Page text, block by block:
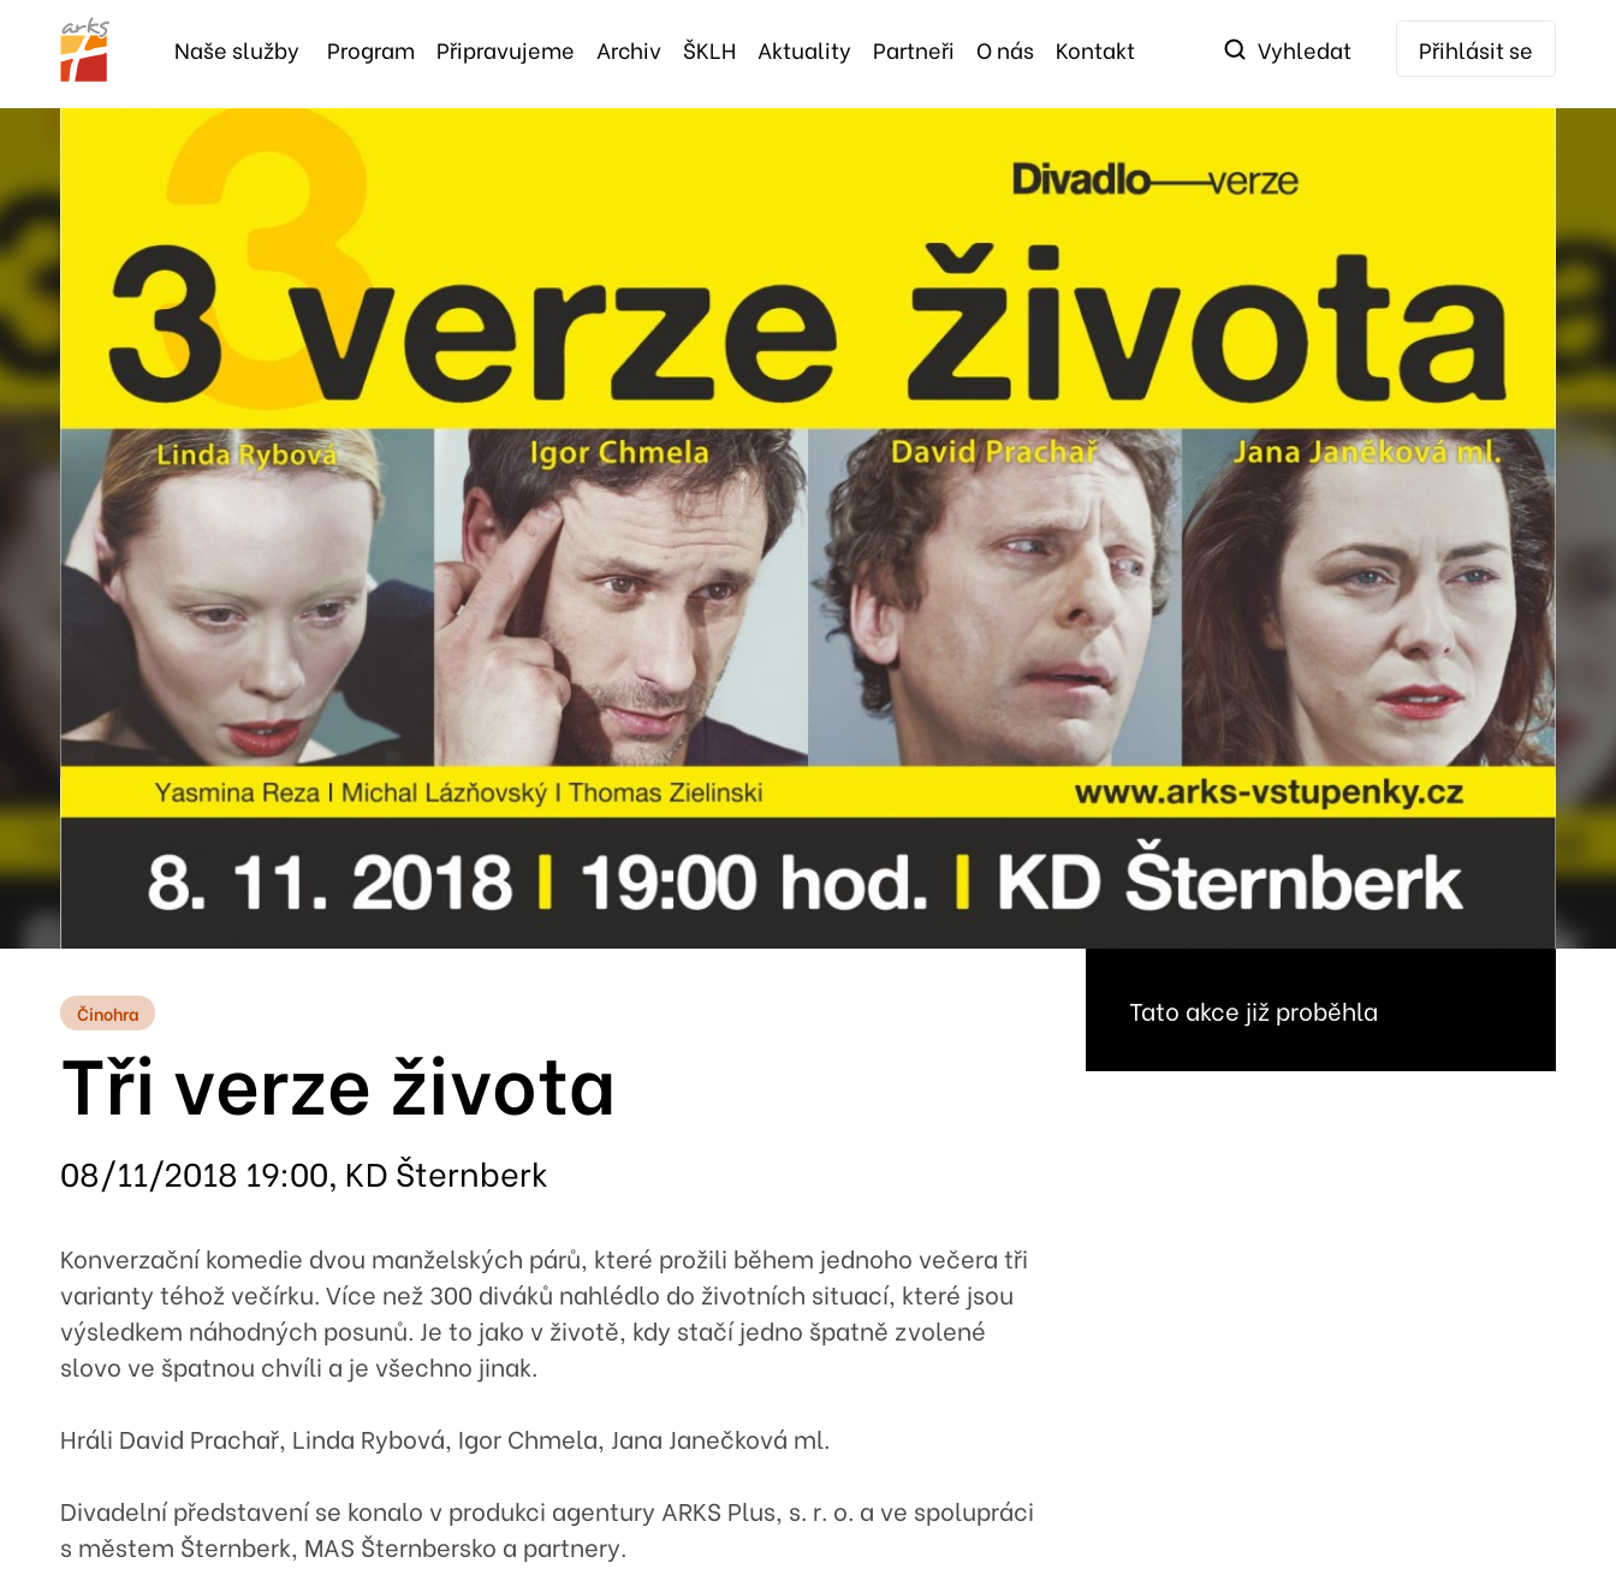
Naše služby Program Připravujeme Archiv ŠKLH Aktuality Partneři O nás Kontakt Vyhledat Přihlásit se
Činohra
Tři verze života
08/11/2018 19:00, KD Šternberk
Konverzační komedie dvou manželských párů, které prožili během jednoho večera tři
varianty téhož večírku. Více než 300 diváků nahlédlo do životních situací, které jsou
výsledkem náhodných posunů. Je to jako v životě, kdy stačí jedno špatně zvolené
slovo ve špatnou chvíli a je všechno jinak.
Hráli David Prachař, Linda Rybová, Igor Chmela, Jana Janečková ml.
Divadelní představení se konalo v produkci agentury ARKS Plus, s. r. o. a ve spolupráci
s městem Šternberk, MAS Šternbersko a partnery.
Tato akce již proběhla